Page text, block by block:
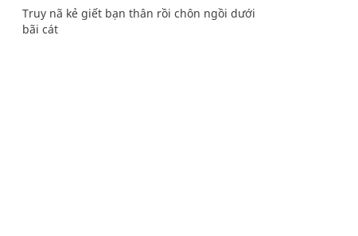
Truy nã kẻ giết bạn thân rồi chôn ngồi dưới
bãi cát